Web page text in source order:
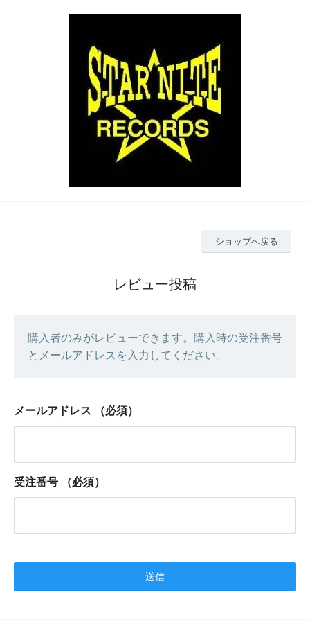
ショップへ戻る
レビュー投稿
購入者のみがレビューできます。購入時の受注番号
とメールアドレスを入力してください。
メールアドレス （必須）
受注番号 （必須）